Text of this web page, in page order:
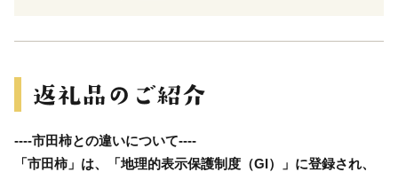
----市田柿との違いについて----
「市田柿」は、「地理的表示保護制度（GI）」に登録され、